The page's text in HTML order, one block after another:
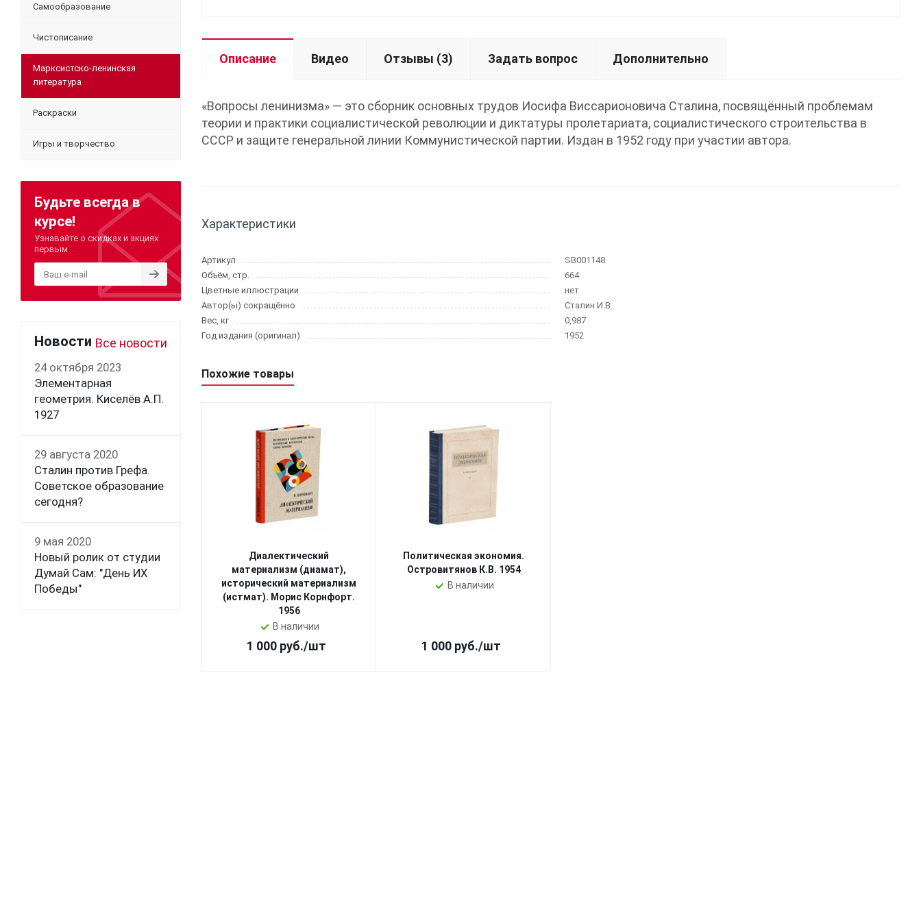
Описание Видео Отзывы (3) Задать вопрос Дополнительно
«Вопросы ленинизма» — это сборник основных трудов Иосифа Виссарионовича Сталина, посвящённый проблемам
теории и практики социалистической революции и диктатуры пролетариата, социалистического строительства в
СССР и защите генеральной линии Коммунистической партии. Издан в 1952 году при участии автора.
Характеристики
Артикул
SB001148
Объём, стр.
664
Цветные иллюстрации
нет
Автор(ы) сокращённо
Сталин И.В.
Вес, кг
0,987
Год издания (оригинал)
1952
Похожие товары
Диалектический
материализм (диамат),
исторический материализм
(истмат). Морис Корнфорт.
1956
В наличии
1 000 руб./шт
Политическая экономия.
Островитянов К.В. 1954
В наличии
1 000 руб./шт
Самообразование
Чистописание
Марксистско-ленинская
литература
Раскраски
Игры и творчество
Будьте всегда в
курсе!
Узнавайте о скидках и акциях
первым
Новости Все новости
24 октября 2023
Элементарная
геометрия. Киселёв А.П.
1927
29 августа 2020
Сталин против Грефа.
Советское образование
сегодня?
9 мая 2020
Новый ролик от студии
Думай Сам: "День ИХ
Победы"